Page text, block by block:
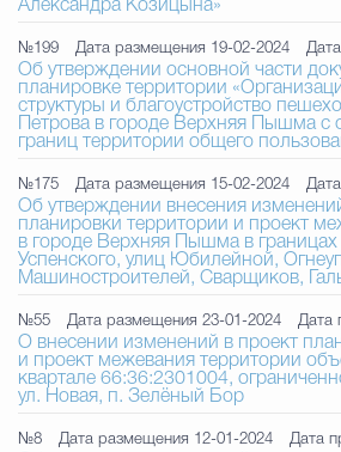
Александра Козицына»
№199 Дата размещения 19-02-2024
Об утверждении основной части
планировке территории
структуры и благоустройство
Петрова в городе Верхняя Пышма с
границ территории общего
№175 Дата размещения 15-02-2024
Об утверждении внесения
планировки территории и проект
в городе Верхняя Пышма в границах
Успенского, улиц Юбилейной,
Машиностроителей, Сварщиков,
№55 Дата размещения 23-01-2024 Дата
О внесении изменений в проект
и проект межевания территории объекта в
квартале 66:36:2301004,
ул. Новая, п. Зелёный Бор
№8 Дата размещения 12-01-2024 Дата